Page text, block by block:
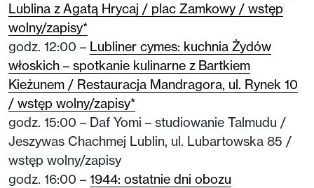
Lublina z Agatą Hrycaj / plac Zamkowy / wstęp
wolny/zapisy*
godz. 12:00 – Lubliner cymes: kuchnia Żydów
włoskich – spotkanie kulinarne z Bartkiem
Kieżunem / Restauracja Mandragora, ul. Rynek 10
/ wstęp wolny/zapisy*
godz. 15:00 – Daf Yomi – studiowanie Talmudu /
Jeszywas Chachmej Lublin, ul. Lubartowska 85 /
wstęp wolny/zapisy
godz. 16:00 – 1944: ostatnie dni obozu